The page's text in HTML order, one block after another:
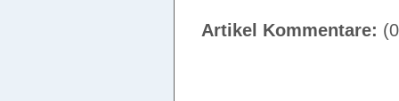
Artikel Kommentare: